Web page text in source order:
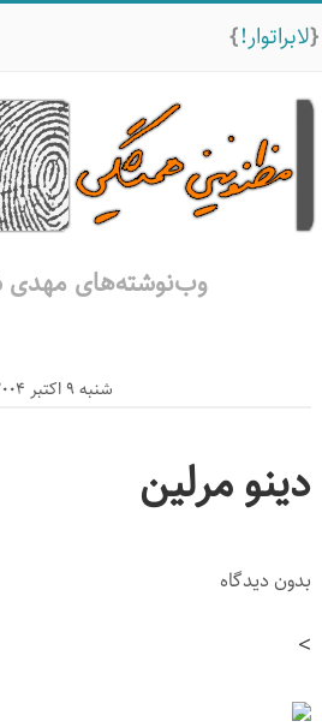
لابراتوار!
وب‌نوشته‌های مهدی
شنبه 9 اکتبر 2004
دینو مرلین
بدون دیدگاه
>